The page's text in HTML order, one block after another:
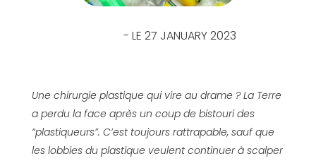
- LE 27 JANUARY 2023
Une chirurgie plastique qui vire au drame ? La Terre
a perdu la face après un coup de bistouri des
“plastiqueurs”. C’est toujours rattrapable, sauf que
les lobbies du plastique veulent continuer à scalper